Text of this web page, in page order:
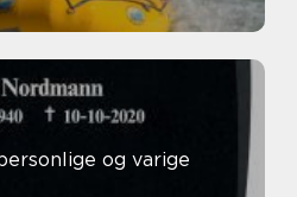
og varige